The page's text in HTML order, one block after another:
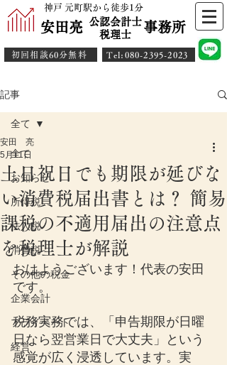
神戸 元町駅から徒歩1分
安田亮 事務所
公認会計士
​税理士
初回相談60分無料 ​Tel:080-2395-2023
記事
全て
お知らせ
所得税
法人税
消費税
その他の税金
企業会計
プライベート
経営
全て
土日祝日でも期限が延びな
い消費税届出書とは？ 簡易
課税の不適用届出の注意点
を税理士が解説
安田 亮
5月11日
おはようございます！代表の安田
です。
税務実務では、「申告期限が日曜
日なら翌営業日で大丈夫」という
感覚が広く浸透しています。実